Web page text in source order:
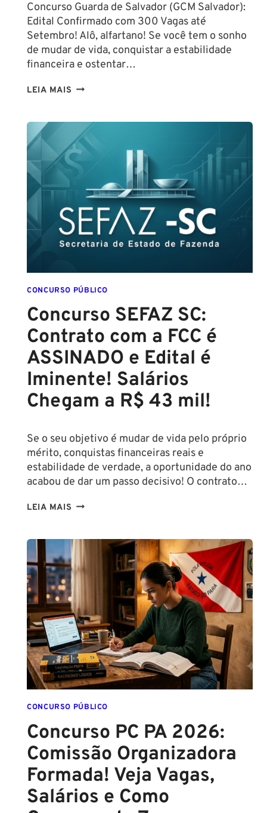
Concurso Guarda de Salvador (GCM Salvador):
Edital Confirmado com 300 Vagas até
Setembro! Alô, alfartano! Se você tem o sonho
de mudar de vida, conquistar a estabilidade
financeira e ostentar…
LEIA MAIS CONCURSO
SALVADOR
(GCM
SALVADOR):
CONFIRMADO
PARA
SETEMBRO!
CONCURSO PÚBLICO
Concurso SEFAZ SC:
Contrato com a FCC é
ASSINADO e Edital é
Iminente! Salários
Chegam a R$ 43 mil!
Se o seu objetivo é mudar de vida pelo próprio
mérito, conquistas financeiras reais e
estabilidade de verdade, a oportunidade do ano
acabou de dar um passo decisivo! O contrato…
LEIA MAIS CONCURSO
CONTRATO
COM
A
FCC
É
ASSINADO
E
EDITAL
É
IMINENTE!
SALÁRIOS
CHEGAM
R$
43
CONCURSO PÚBLICO
Concurso PC PA 2026:
Comissão Organizadora
Formada! Veja Vagas,
Salários e Como